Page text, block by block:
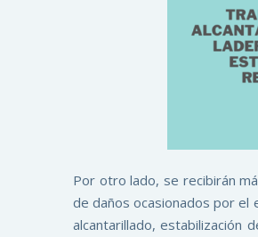
Por otro lado, se recibirán
de daños ocasionados por el
alcantarillado, estabilización